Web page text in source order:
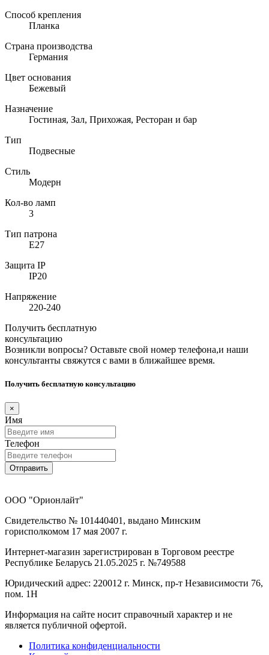
Способ крепления
Планка
Страна производства
Германия
Цвет основания
Бежевый
Назначение
Гостиная, Зал, Прихожая, Ресторан и бар
Тип
Подвесные
Стиль
Модерн
Кол-во ламп
3
Тип патрона
E27
Защита IP
IP20
Напряжение
220-240
Получить бесплатную
консультацию
Возникли вопросы? Оставьте свой номер телефона,и наши
консультанты свяжутся с вами в ближайшее время.
Получить бесплатную консультацию
×
Имя
Телефон
Отправить
ООО "Орионлайт"
Свидетельство № 101440401, выдано Минским
горисполкомом 17 мая 2007 г.
Интернет-магазин зарегистрирован в Торговом реестре
Республике Беларусь 21.05.2025 г. №749588
Юридический адрес: 220012 г. Минск, пр-т Независимости 76,
пом. 1Н
Информация на сайте носит справочный характер и не
является публичной офертой.
Политика конфиденциальности